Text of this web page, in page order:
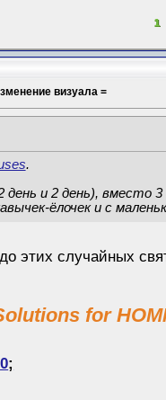
1
визуала =
.
день и 2 день), вместо
ёлочек и с
этих случайных
for
;